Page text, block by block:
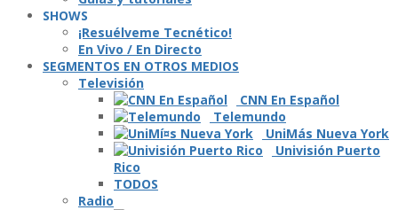
SHOWS
¡Resuélveme Tecnético!
En Vivo / En Directo
SEGMENTOS EN OTROS MEDIOS
Televisión
CNN En Español
Telemundo
UniMás Nueva York
Univisión Puerto
Rico
TODOS
Radio